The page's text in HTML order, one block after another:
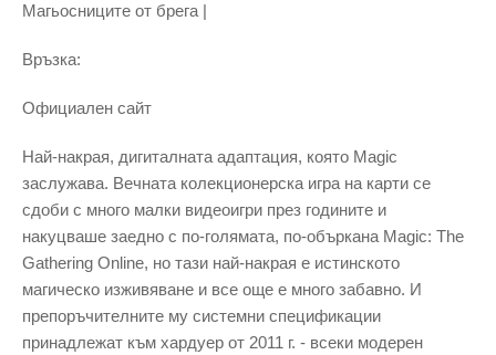
Магьосниците от брега |
Връзка:
Официален сайт
Най-накрая, дигиталната адаптация, която Magic
заслужава. Вечната колекционерска игра на карти се
сдоби с много малки видеоигри през годините и
накуцваше заедно с по-голямата, по-объркана Magic: The
Gathering Online, но тази най-накрая е истинското
магическо изживяване и все още е много забавно. И
препоръчителните му системни спецификации
принадлежат към хардуер от 2011 г. - всеки модерен